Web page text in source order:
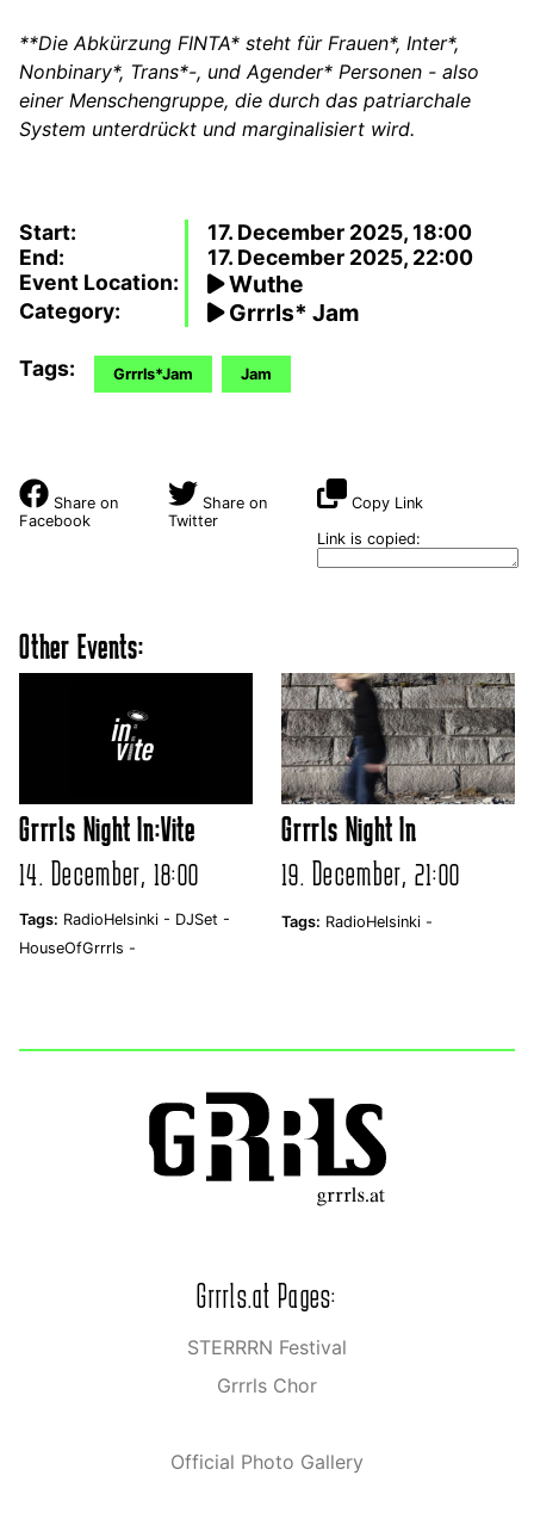
**Die Abkürzung FINTA* steht für Frauen*, Inter*,
Nonbinary*, Trans*-, und Agender* Personen - also
einer Menschengruppe, die durch das patriarchale
System unterdrückt und marginalisiert wird.
Start:
17. December 2025, 18:00
End:
17. December 2025, 22:00
Event Location:
Wuthe
Category: Grrrls* Jam
Tags: Grrrls*Jam Jam
Share on
Facebook
Share on
Twitter
Copy Link
Link is copied:
Other Events:
Grrrls Night In:Vite
14. December, 18:00
Tags: RadioHelsinki - DJSet -
HouseOfGrrrls -
Grrrls Night In
19. December, 21:00
Tags: RadioHelsinki -
Grrrls.at Pages:
STERRRN Festival
Grrrls Chor
Official Photo Gallery